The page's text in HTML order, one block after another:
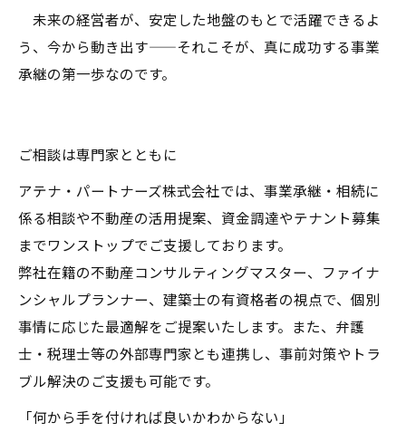
未来の経営者が、安定した地盤のもとで活躍できるよ
う、今から動き出す——それこそが、真に成功する事業
承継の第一歩なのです。
ご相談は専門家とともに
アテナ・パートナーズ株式会社では、事業承継・相続に
係る相談や不動産の活用提案、資金調達やテナント募集
までワンストップでご支援しております。
弊社在籍の不動産コンサルティングマスター、ファイナ
ンシャルプランナー、建築士の有資格者の視点で、個別
事情に応じた最適解をご提案いたします。また、弁護
士・税理士等の外部専門家とも連携し、事前対策やトラ
ブル解決のご支援も可能です。
「何から手を付ければ良いかわからない」